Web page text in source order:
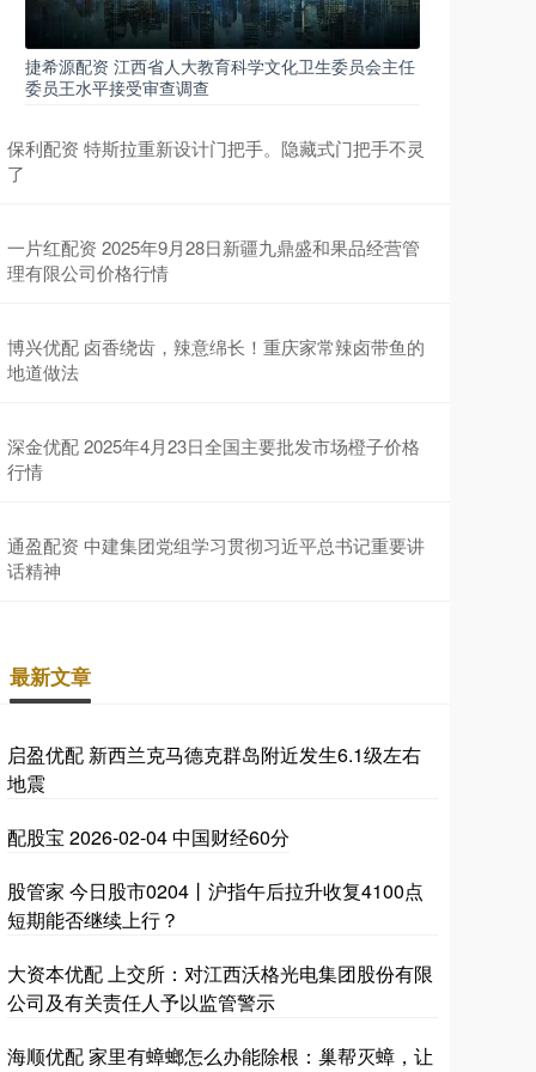
捷希源配资 江西省人大教育科学文化卫生委员会主任
委员王水平接受审查调查
保利配资 特斯拉重新设计门把手。隐藏式门把手不灵
了
一片红配资 2025年9月28日新疆九鼎盛和果品经营管
理有限公司价格行情
博兴优配 卤香绕齿，辣意绵长！重庆家常辣卤带鱼的
地道做法
深金优配 2025年4月23日全国主要批发市场橙子价格
行情
通盈配资 中建集团党组学习贯彻习近平总书记重要讲
话精神
最新文章
启盈优配 新西兰克马德克群岛附近发生6.1级左右
地震
配股宝 2026-02-04 中国财经60分
股管家 今日股市0204丨沪指午后拉升收复4100点
短期能否继续上行？
大资本优配 上交所：对江西沃格光电集团股份有限
公司及有关责任人予以监管警示
海顺优配 家里有蟑螂怎么办能除根：巢帮灭蟑，让